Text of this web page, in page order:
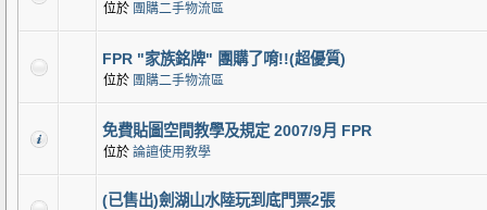
位於 團購二手物流區
FPR "家族銘牌" 團購了唷!!(超優質)
位於 團購二手物流區
免費貼圖空間教學及規定 2007/9月 FPR
位於 論譠使用教學
(已售出)劍湖山水陸玩到底門票2張